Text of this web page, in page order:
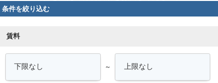
条件を絞り込む
賃料
～